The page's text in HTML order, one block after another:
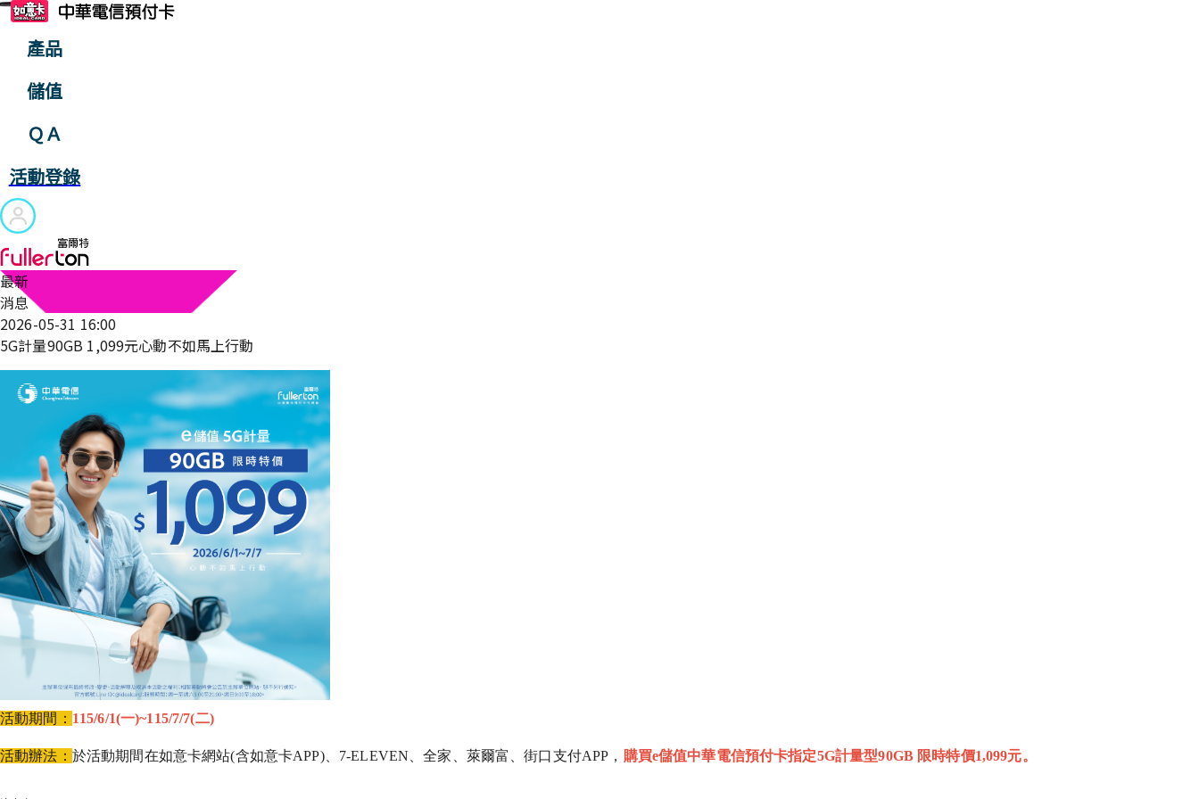
產品
儲值
ＱＡ
活動登錄
最新
消息
2026-05-31 16:00
5G計量90GB 1,099元心動不如馬上行動
活動期間： 115/6/1(一)~115/7/7(二)
活動辦法： 於活動期間在如意卡網站(含如意卡APP)、7-ELEVEN、全家、萊爾富、街口支付APP， 購買e儲值中華電信預付卡指定5G計量型90GB 限時特價1,099元。